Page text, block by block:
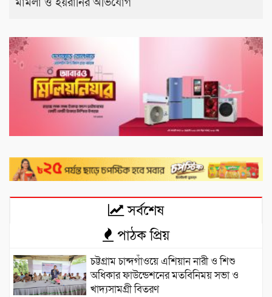
সর্বশেষ
পাঠক প্রিয়
চট্টগ্রাম চান্দগাঁওয়ে এশিয়ান নারী ও শিশু
অধিকার ফাউন্ডেশনের মতবিনিময় সভা ও
খাদ্যসামগ্রী বিতরণ